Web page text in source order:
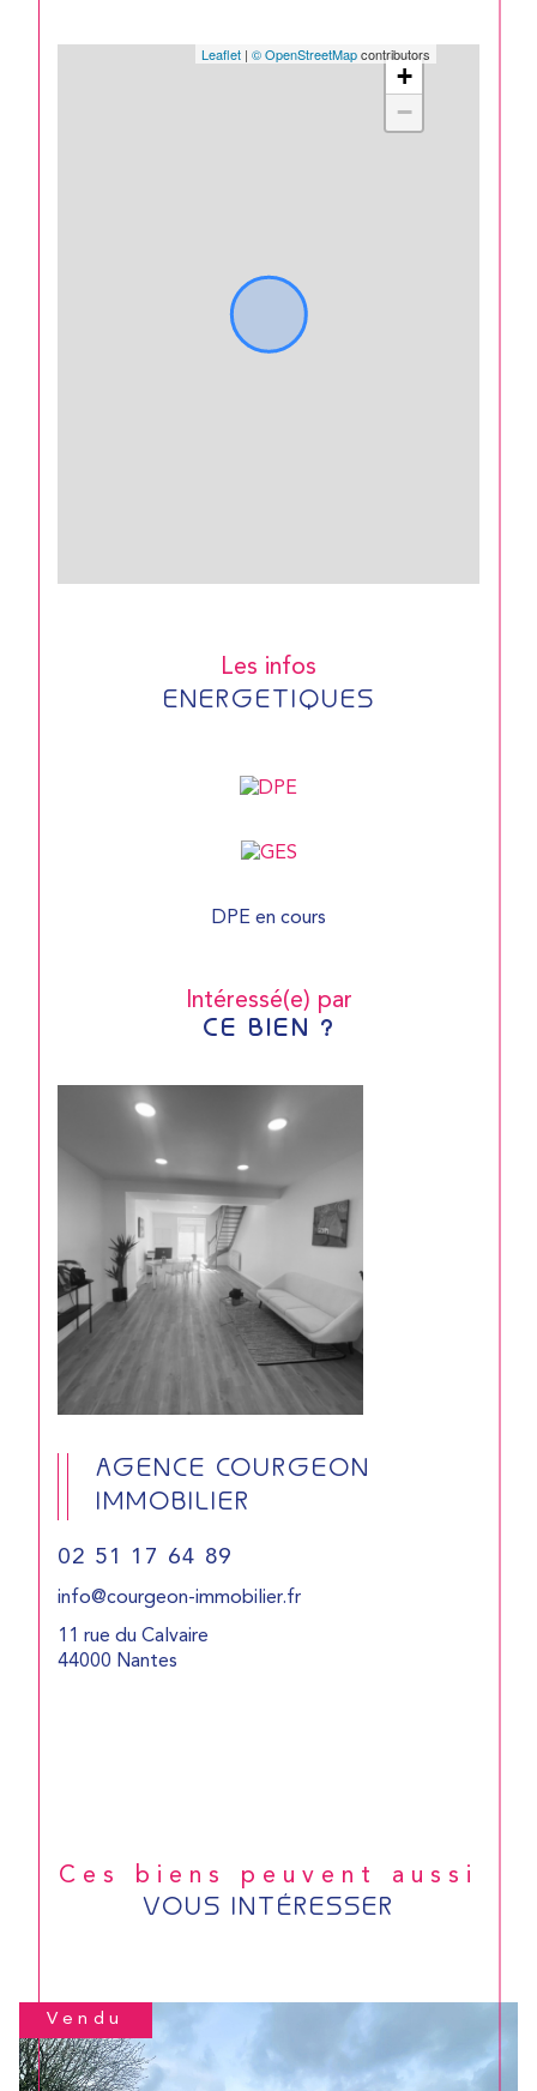
+
−
Leaflet | © OpenStreetMapcontributors
Les infos
ENERGETIQUES
DPE en cours
Intéressé(e) par
CE BIEN ?
AGENCE COURGEON
IMMOBILIER
02 51 17 64 89
info@courgeon-immobilier.fr
11 rue du Calvaire
44000 Nantes
Ces biens peuvent aussi
VOUS INTÉRESSER
Vendu